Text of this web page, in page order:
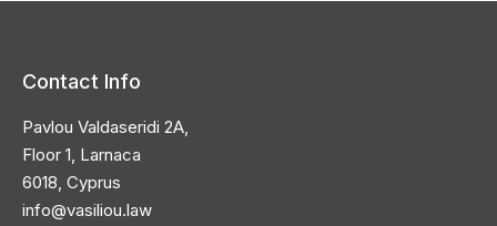
Contact Info
Pavlou Valdaseridi 2A,
Floor 1, Larnaca
6018, Cyprus
info@vasiliou.law